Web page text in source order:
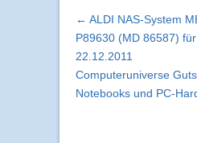
← ALDI NAS-System
P89630 (MD 86587)
22.12.2011
Computeruniverse
Notebooks und PC-